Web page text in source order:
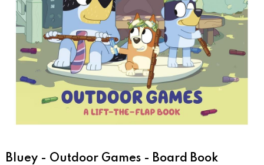
Bluey - Outdoor Games - Board Book